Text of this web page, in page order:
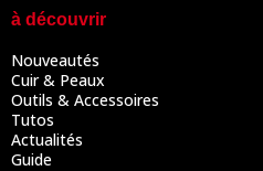
à découvrir
Nouveautés
Cuir & Peaux
Outils & Accessoires
Tutos
Actualités
Guide